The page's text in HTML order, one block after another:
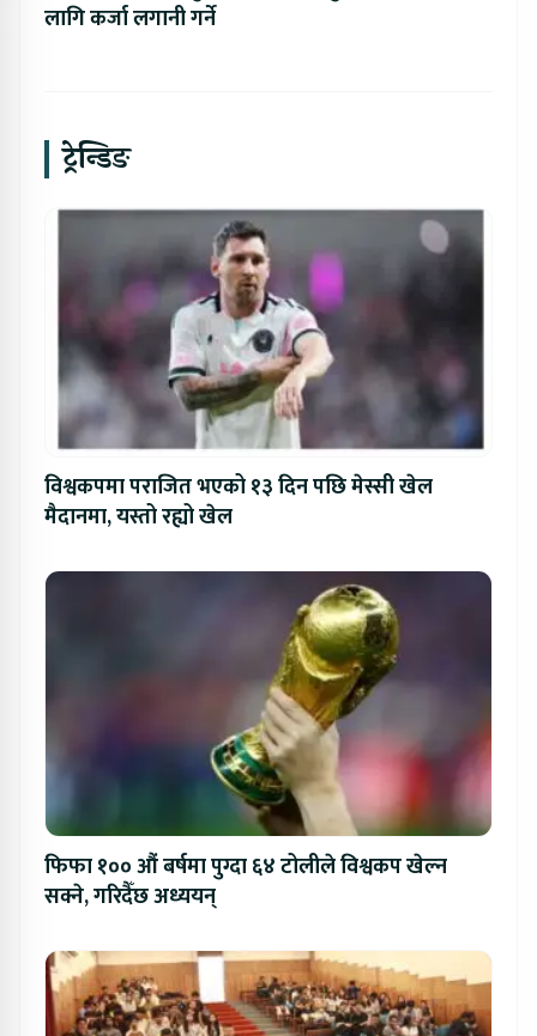
लागि कर्जा लगानी गर्ने
ट्रेन्डिङ
विश्वकपमा पराजित भएको १३ दिन पछि मेस्सी खेल
मैदानमा, यस्तो रह्यो खेल
फिफा १०० औं बर्षमा पुग्दा ६४ टोलीले विश्वकप खेल्न
सक्ने, गरिदैँछ अध्ययन्